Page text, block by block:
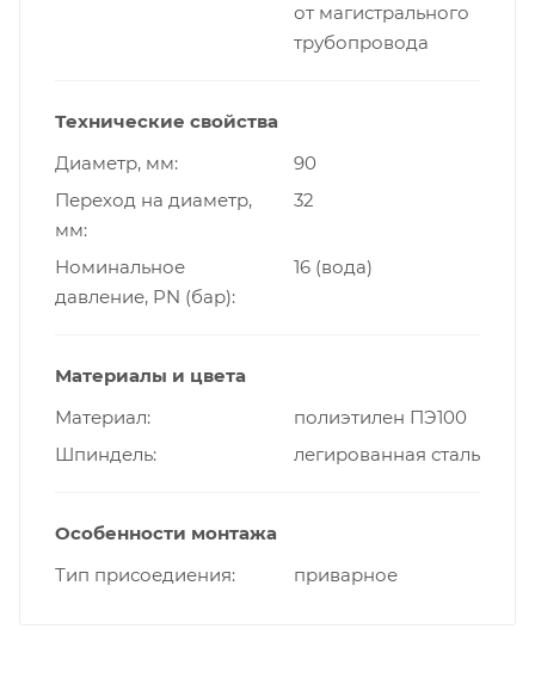
от магистрального
трубопровода
Технические свойства
Диаметр, мм
90
Переход на диаметр,
мм
32
Номинальное
давление, PN (бар)
16 (вода)
Материалы и цвета
Материал
полиэтилен ПЭ100
Шпиндель
легированная сталь
Особенности монтажа
Тип присоедиения
приварное